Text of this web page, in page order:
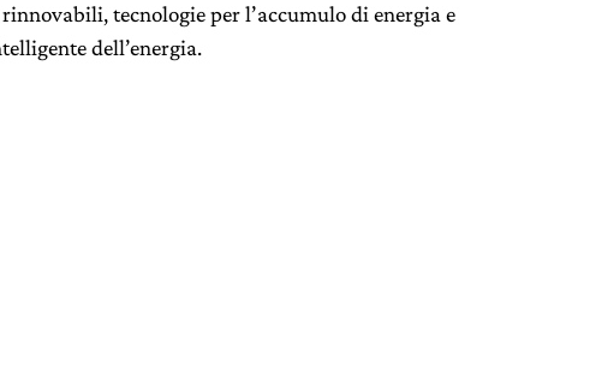
tecnologie per l’accumulo di energia e
dell’energia.